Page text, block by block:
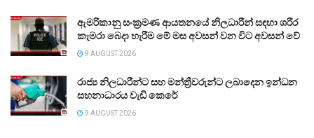
ඇමරිකානු සංක්‍රමණ ආයතනයේ නිලධාරීන් සඳහා ශරීර
කැමරා බෙදා හැරීම මේ මස අවසන් වන විට අවසන් වේ
9 AUGUST 2026
රාජ්‍ය නිලධාරීන්ට සහ මන්ත්‍රීවරුන්ට ලබාදෙන ඉන්ධන
සහනාධාරය වැඩි කෙරේ
9 AUGUST 2026